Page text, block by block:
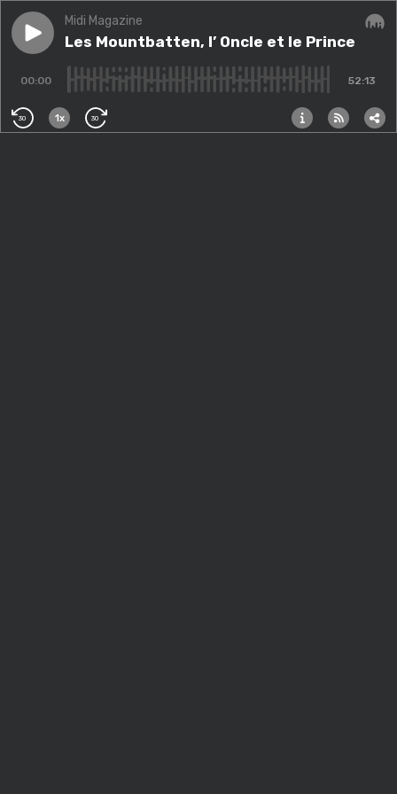
Play episodeLes Mountbatten, l’ Oncle et le Prince
Midi Magazine
Les Mountbatten, l’ Oncle et le Prince
00:00 52:13
30 1x 30